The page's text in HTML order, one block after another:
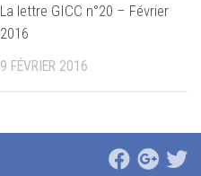
La lettre GICC n°20 – Février
2016
9 FÉVRIER 2016